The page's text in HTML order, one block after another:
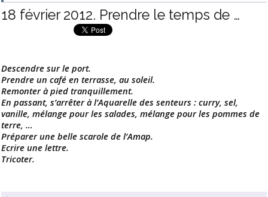
18 février 2012. Prendre le temps de …
Descendre sur le port.
Prendre un café en terrasse, au soleil.
Remonter à pied tranquillement.
En passant, s’arrêter à l’Aquarelle des senteurs : curry, sel,
vanille, mélange pour les salades, mélange pour les pommes de
terre, …
Préparer une belle scarole de l’Amap.
Ecrire une lettre.
Tricoter.